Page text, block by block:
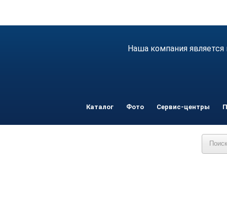
Наша компания
Каталог Фото Сервис-центры